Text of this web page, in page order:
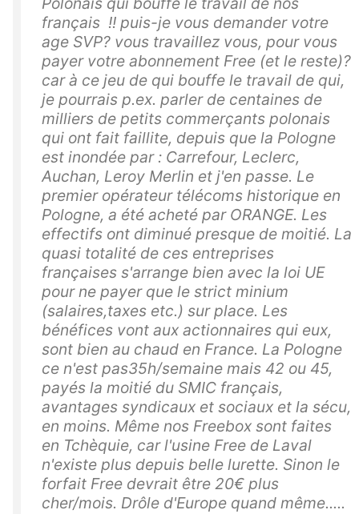
français !! puis-je vous demander votre
age SVP? vous travaillez vous, pour vous
payer votre abonnement Free (et le reste)?
car à ce jeu de qui bouffe le travail de qui,
je pourrais p.ex. parler de centaines de
milliers de petits commerçants polonais
qui ont fait faillite, depuis que la Pologne
est inondée par : Carrefour, Leclerc,
Auchan, Leroy Merlin et j'en passe. Le
premier opérateur télécoms historique en
Pologne, a été acheté par ORANGE. Les
effectifs ont diminué presque de moitié. La
quasi totalité de ces entreprises
françaises s'arrange bien avec la loi UE
pour ne payer que le strict minium
(salaires,taxes etc.) sur place. Les
bénéfices vont aux actionnaires qui eux,
sont bien au chaud en France. La Pologne
ce n'est pas35h/semaine mais 42 ou 45,
payés la moitié du SMIC français,
avantages syndicaux et sociaux et la sécu,
en moins. Même nos Freebox sont faites
en Tchèquie, car l'usine Free de Laval
n'existe plus depuis belle lurette. Sinon le
forfait Free devrait être 20€ plus
cher/mois. Drôle d'Europe quand même.....